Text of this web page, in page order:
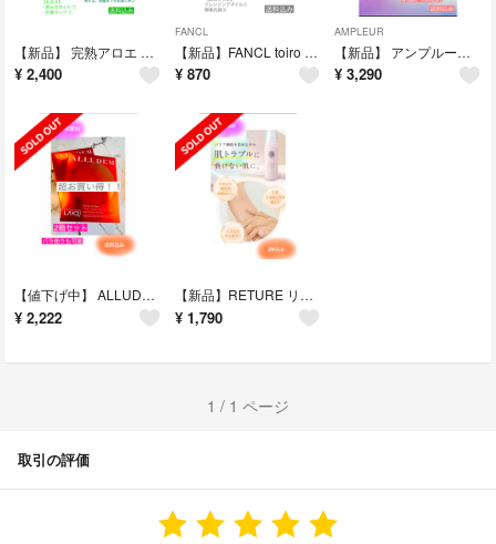
【新品】 完熟アロエ まるごと純しぼり 500ml おまけ付き 2本セット有り
¥ 2,400
FANCL
【新品】FANCL toiro トライアルキット ファンケル トイロ おまけ付き
¥ 870
AMPLEUR
【新品】 アンプルール ルミナスHQブースター 40ml おまけ付き 2点
¥ 3,290
【値下げ中】 ALLUDEM ダーマリフトマスク 2箱
¥ 2,222
【新品】RETURE リチュレ マイルドケアミルク
¥ 1,790
1 / 1 ページ
取引の評価